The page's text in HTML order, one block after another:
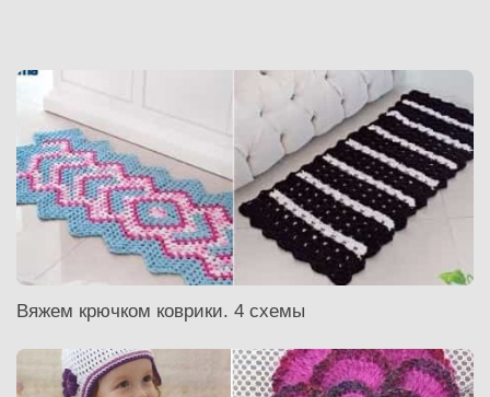
Вяжем крючком коврики. 4 схемы